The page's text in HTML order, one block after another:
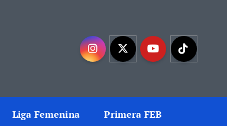
Liga Femenina Primera FEB